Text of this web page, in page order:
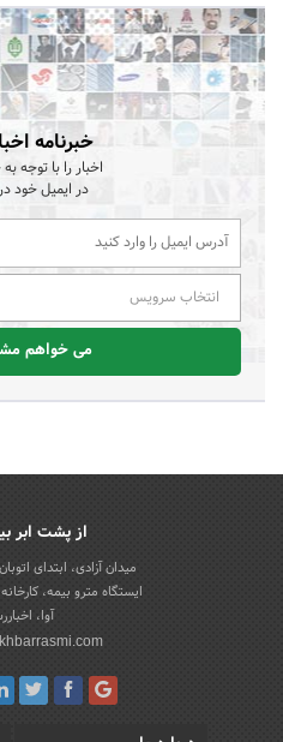
خبرنامه
اخبار را با توجه
در ایمیل خود
انتخاب سرویس
می خواهم
از پشت ابر
میدان آزادی، ابتدای
ایستگاه مترو بیمه،
آوا،